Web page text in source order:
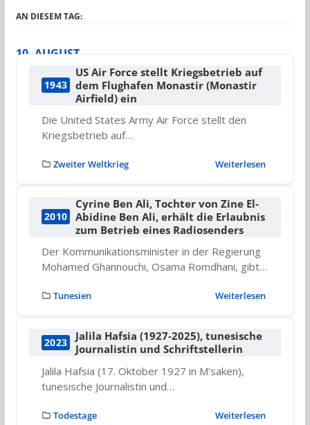
AN DIESEM TAG:
10. AUGUST
1943
US Air Force stellt Kriegsbetrieb auf
dem Flughafen Monastir (Monastir
Airfield) ein
Die United States Army Air Force stellt den
Kriegsbetrieb auf…
Zweiter Weltkrieg Weiterlesen
2010
Cyrine Ben Ali, Tochter von Zine El-
Abidine Ben Ali, erhält die Erlaubnis
zum Betrieb eines Radiosenders
Der Kommunikationsminister in der Regierung
Mohamed Ghannouchi, Osama Romdhani, gibt…
Tunesien Weiterlesen
2023
Jalila Hafsia (1927-2025), tunesische
Journalistin und Schriftstellerin
Jalila Hafsia (17. Oktober 1927 in M’saken),
tunesische Journalistin und…
Todestage Weiterlesen